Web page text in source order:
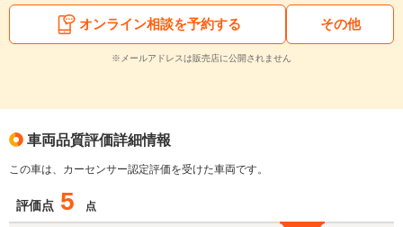
オンライン相談を予約する その他
※メールアドレスは販売店に公開されません
車両品質評価詳細情報
この車は、カーセンサー認定評価を受けた車両です。
評価点 5 点